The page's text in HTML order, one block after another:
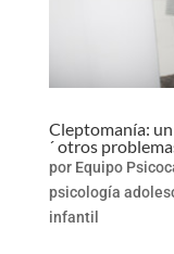
Cleptomanía:
´ otros
por Equipo
psicología
infantil